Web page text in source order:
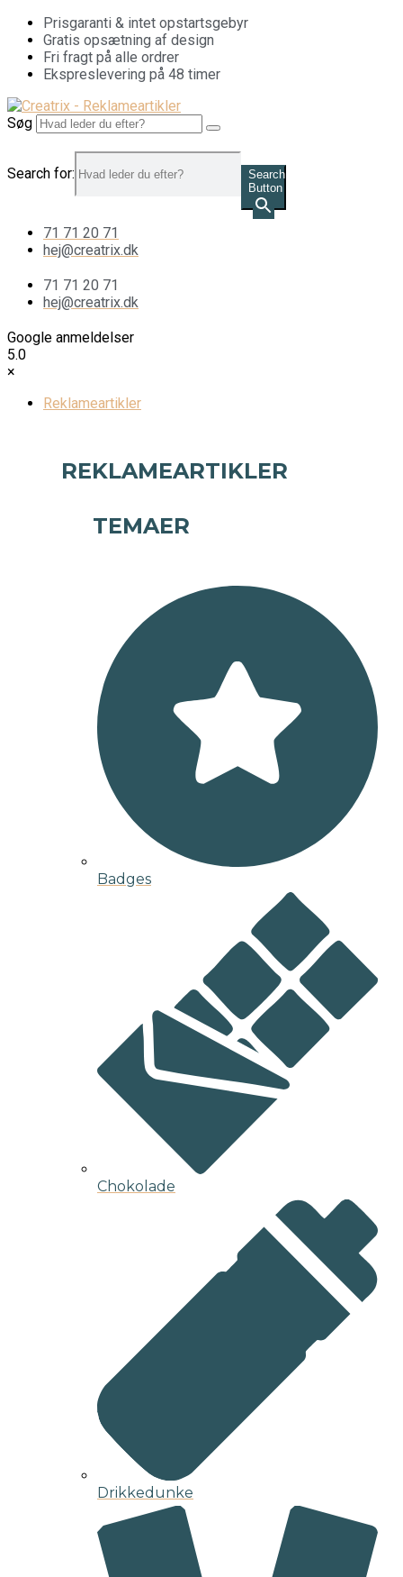
Videre
indhold
Prisgaranti & intet opstartsgebyr
Gratis opsætning af design
Fri fragt på alle ordrer
Ekspreslevering på 48 timer
Søg
Search for:
Search
Button
71 71 20 71
hej@creatrix.dk
71 71 20 71
hej@creatrix.dk
Google anmeldelser
5.0
×
Reklameartikler
REKLAMEARTIKLER
TEMAER
Badges
Chokolade
Drikkedunke